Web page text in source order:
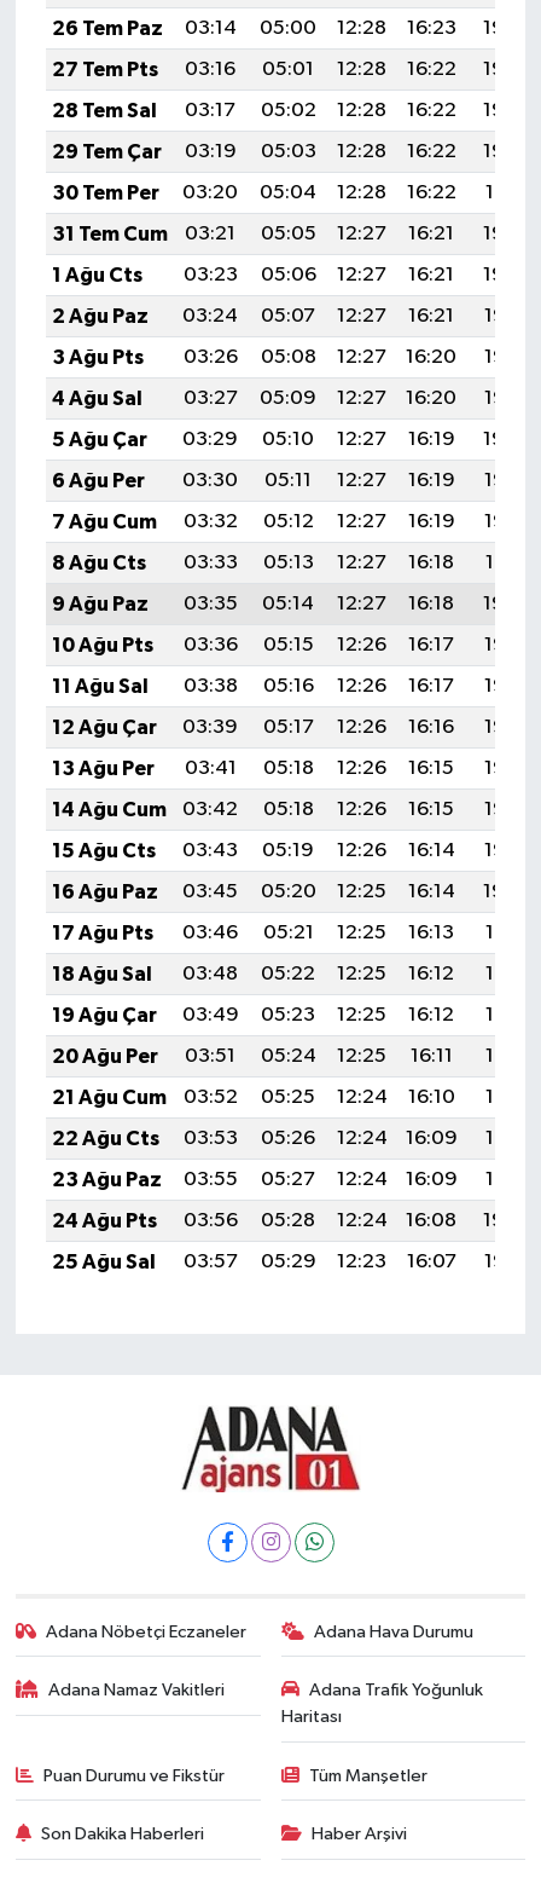
26 Tem Paz
03:14 05:00 12:28 16:23
19:45
27 Tem Pts
03:16 05:01 12:28 16:22
19:44
28 Tem Sal
03:17 05:02 12:28 16:22
19:43
29 Tem Çar
03:19 05:03 12:28 16:22
19:42
30 Tem Per
03:20 05:04 12:28 16:22
19:41
31 Tem Cum
03:21 05:05 12:27 16:21
19:40
1 Ağu Cts
03:23 05:06 12:27 16:21
19:39
2 Ağu Paz
03:24 05:07 12:27 16:21
19:38
3 Ağu Pts
03:26 05:08 12:27 16:20
19:37
4 Ağu Sal
03:27 05:09 12:27 16:20
19:36
5 Ağu Çar
03:29 05:10 12:27 16:19
19:34
6 Ağu Per
03:30 05:11 12:27 16:19
19:33
7 Ağu Cum
03:32 05:12 12:27 16:19
19:32
8 Ağu Cts
03:33 05:13 12:27 16:18
19:31
9 Ağu Paz
03:35 05:14 12:27 16:18
19:30
10 Ağu Pts
03:36 05:15 12:26 16:17
19:28
11 Ağu Sal
03:38 05:16 12:26 16:17
19:27
12 Ağu Çar
03:39 05:17 12:26 16:16
19:26
13 Ağu Per
03:41 05:18 12:26 16:15
19:25
14 Ağu Cum
03:42 05:18 12:26 16:15
19:23
15 Ağu Cts
03:43 05:19 12:26 16:14
19:22
16 Ağu Paz
03:45 05:20 12:25 16:14
19:20
17 Ağu Pts
03:46 05:21 12:25 16:13
19:19
18 Ağu Sal
03:48 05:22 12:25 16:12
19:18
19 Ağu Çar
03:49 05:23 12:25 16:12
19:16
20 Ağu Per
03:51 05:24 12:25 16:11
19:15
21 Ağu Cum
03:52 05:25 12:24 16:10
19:13
22 Ağu Cts
03:53 05:26 12:24 16:09
19:12
23 Ağu Paz
03:55 05:27 12:24 16:09
19:10
24 Ağu Pts
03:56 05:28 12:24 16:08
19:09
25 Ağu Sal
03:57 05:29 12:23 16:07 19:07
Adana Nöbetçi Eczaneler Adana Hava Durumu
Adana Namaz Vakitleri
Adana Trafik Yoğunluk
Haritası
Puan Durumu ve Fikstür Tüm Manşetler
Son Dakika Haberleri Haber Arşivi